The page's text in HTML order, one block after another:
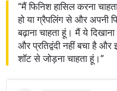
“मैं फिनिश हासिल करना
हो या ग्रैपलिंग से और अपनी
बढ़ाना चाहता हूं। मैं ये
और प्रतिद्वंदी नहीं बचा है
शॉट से जोड़ना चाहता हूं।”